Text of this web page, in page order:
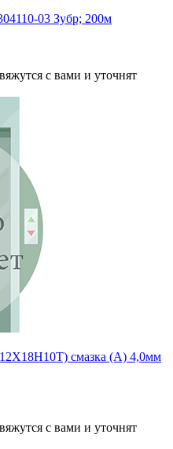
03 Зубр; 200м
с вами и уточнят
смазка (А) 4,0мм
с вами и уточнят